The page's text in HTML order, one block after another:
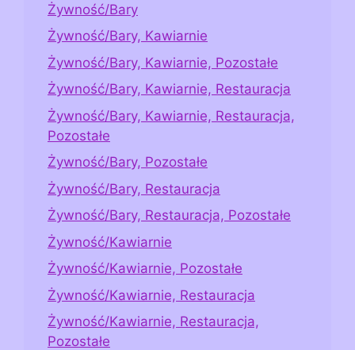
Żywność/Bary
Żywność/Bary, Kawiarnie
Żywność/Bary, Kawiarnie, Pozostałe
Żywność/Bary, Kawiarnie, Restauracja
Żywność/Bary, Kawiarnie, Restauracja,
Pozostałe
Żywność/Bary, Pozostałe
Żywność/Bary, Restauracja
Żywność/Bary, Restauracja, Pozostałe
Żywność/Kawiarnie
Żywność/Kawiarnie, Pozostałe
Żywność/Kawiarnie, Restauracja
Żywność/Kawiarnie, Restauracja,
Pozostałe